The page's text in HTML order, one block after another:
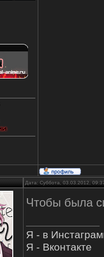
Дата: Суббота, 03.03.2012,
Чтобы была
Я - в
Я - Вконтакте